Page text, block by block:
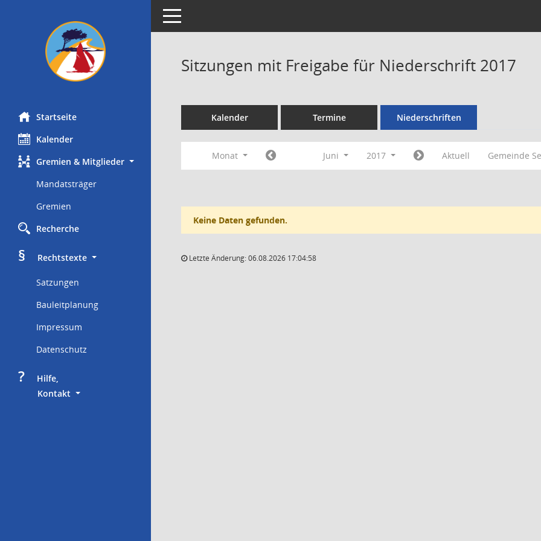
Startseite
Kalender
Gremien & Mitglieder
Mandatsträger
Gremien
Recherche
§
     Rechtstexte
Satzungen
Bauleitplanung
Impressum
Datenschutz
?
     Hilfe,
Kontakt
Toggle navigation
Sitzungen mit Freigabe für Niederschrift 2017
Kalender Termine Niederschriften
Monat Juni 2017 Aktuell Gemeinde
Keine Daten gefunden.
Letzte Änderung: 06.08.2026 17:04:58